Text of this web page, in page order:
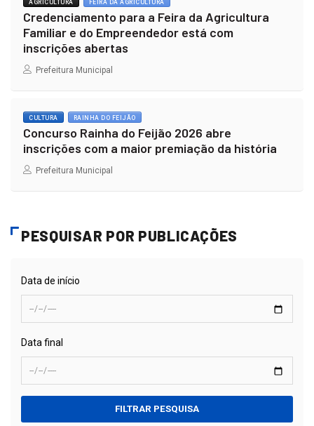
AGRICULTURA FEIRA DA AGRICULTURA
Credenciamento para a Feira da Agricultura
Familiar e do Empreendedor está com
inscrições abertas
Prefeitura Municipal
CULTURA RAINHA DO FEIJÃO
Concurso Rainha do Feijão 2026 abre
inscrições com a maior premiação da história
Prefeitura Municipal
PESQUISAR POR PUBLICAÇÕES
Data de início
Data final
FILTRAR PESQUISA